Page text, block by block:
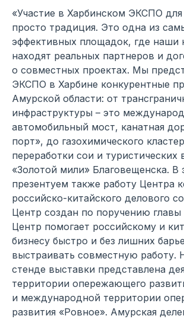
«Участие в Харбинском ЭКСПО
просто традиция. Это одна из
эффективных площадок, где наши
находят реальных партнеров и
о совместных проектах. Мы
ЭКСПО в Харбине конкурентные
Амурской области: от
инфраструктуры – это
автомобильный мост, канатная
порт», до газохимического
переработки сои и туристических
«Золотой мили» Благовещенска. В
презентуем также работу Центра
российско-китайского делового
Центр создан по поручению главы
Центр помогает российскому и
бизнесу быстро и без лишних
выстраивать совместную работу.
стенде выставки представлена
территории опережающего
и международной территории
развития «Ровное». Амурская